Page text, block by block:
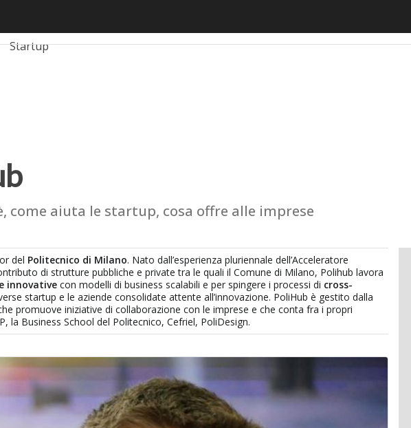
Startup
come aiuta le startup, cosa offre alle imprese
del Politecnico di Milano. Nato dall’esperienza pluriennale dell’Acceleratore
di strutture pubbliche e private tra le quali il Comune di Milano, Polihub lavora
innovativecon modelli di business scalabili e per spingere i processi di cross-
startup e le aziende consolidate attente all’innovazione. PoliHub è gestito dalla
promuove iniziative di collaborazione con le imprese e che conta fra i propri
la Business School del Politecnico, Cefriel, PoliDesign.